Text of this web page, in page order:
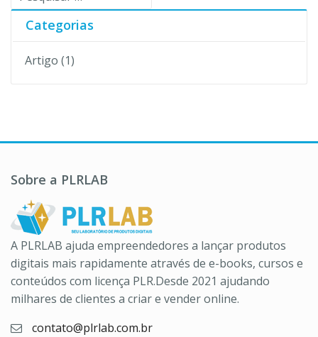
por:
Categorias
Artigo (1)
Sobre a PLRLAB
A PLRLAB ajuda empreendedores a lançar produtos
digitais mais rapidamente através de e-books, cursos e
conteúdos com licença PLR.Desde 2021 ajudando
milhares de clientes a criar e vender online.
contato@plrlab.com.br